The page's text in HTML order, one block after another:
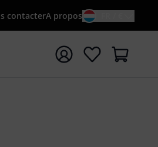
contacterA propos
terme de recherche